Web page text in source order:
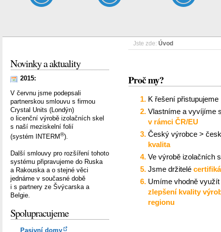
Jste zde: Úvod
Proč my?
K řešení přistupujeme
Vlastníme a vyvíjíme
v rámci ČR/EU
Český výrobce >
kvalita
Ve výrobě izolačních
Jsme držitelé
Umíme vhodně
zlepšení kvality
regionu
Novinky a aktuality
2015:
V červnu jsme podepsali
partnerskou smlouvu s firmou
Crystal Units (Londýn)
o licenční výrobě izolačních skel
s naší meziskelní folií
(systém INTERM®).
Další smlouvy pro rozšíření tohoto
systému připravujeme do Ruska
a Rakouska a o stejné věci
jednáme v současné době
i s partnery ze Švýcarska a
Belgie.
Spolupracujeme
Pasivní domy